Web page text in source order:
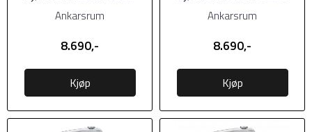
Black Chrome (Koksgrå)
Ankarsrum
8.690,-
Kjøp
Black Diamond (Svart
Ankarsrum
8.690,-
Kjøp